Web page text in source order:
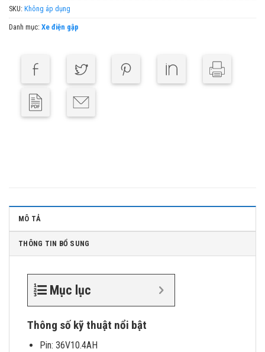
SKU: Không áp dụng
Danh mục: Xe điện gập
MÔ TẢ
THÔNG TIN BỔ SUNG
Mục lục
Thông số kỹ thuật nổi bật
Pin: 36V10.4AH